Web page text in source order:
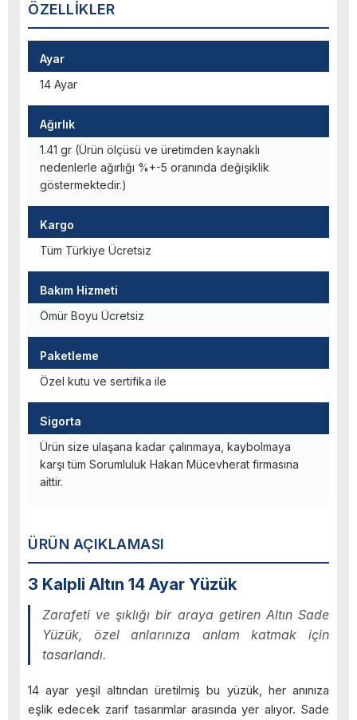
ÜRÜN AÇIKLAMASI
3 Kalpli Altın 14 Ayar Yüzük
Zarafeti ve şıklığı bir araya getiren Altın Sade
Yüzük, özel anlarınıza anlam katmak için
tasarlandı.
14 ayar yeşil altından üretilmiş bu yüzük, her anınıza
eşlik edecek zarif tasarımlar arasında yer alıyor. Sade
ÖZELLIKLER
Ayar
14 Ayar
Ağırlık
1.41 gr (Ürün ölçüsü ve üretimden kaynaklı
nedenlerle ağırlığı %+-5 oranında değişiklik
göstermektedir.)
Kargo
Tüm Türkiye Ücretsiz
Bakım Hizmeti
Ömür Boyu Ücretsiz
Paketleme
Özel kutu ve sertifika ile
Sigorta
Ürün size ulaşana kadar çalınmaya, kaybolmaya
karşı tüm Sorumluluk Hakan Mücevherat firmasına
aittir.